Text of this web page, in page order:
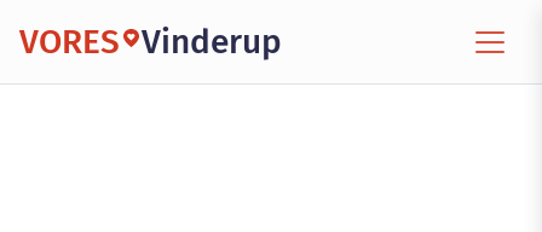
VORES Vinderup